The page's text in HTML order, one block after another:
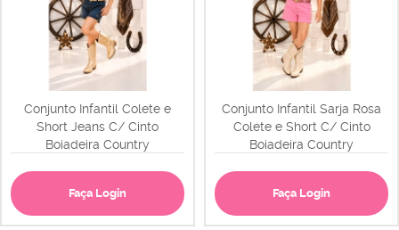
Conjunto Infantil Colete e
Short Jeans C/ Cinto
Boiadeira Country
Faça Login
Conjunto Infantil Sarja Rosa
Colete e Short C/ Cinto
Boiadeira Country
Faça Login